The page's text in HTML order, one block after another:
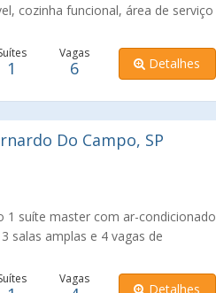
cozinha funcional, área de serviço
salão de jogos com pebolim e
festas espaçoso com pia de
piscina, piscina com 8 metros
oferece uma infraestrutura
diversificado. Excelente
1
Vagas
6 Detalhes
Do Campo, SP
1 suíte master com ar-condicionado
salas amplas e 4 vagas de
nos quartos, cozinha, lavanderia
Vagas
Detalhes